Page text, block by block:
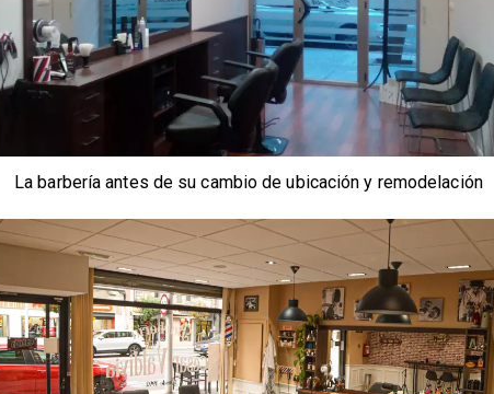
La barbería antes de su cambio de ubicación y remodelación